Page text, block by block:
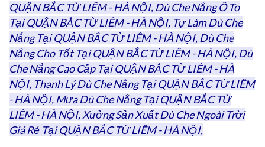
QUẬN BẮC TỪ LIÊM - HÀ NỘI, Dù Che Nắng Ô To
Tại QUẬN BẮC TỪ LIÊM - HÀ NỘI, Tự Làm Dù Che
Nắng Tại QUẬN BẮC TỪ LIÊM - HÀ NỘI, Dù Che
Nắng Cho Tốt Tại QUẬN BẮC TỪ LIÊM - HÀ NỘI, Dù
Che Nắng Cao Cấp Tại QUẬN BẮC TỪ LIÊM - HÀ
NỘI, Thanh Lý Dù Che Nắng Tại QUẬN BẮC TỪ LIÊM
- HÀ NỘI, Mưa Dù Che Nắng Tại QUẬN BẮC TỪ
LIÊM - HÀ NỘI, Xưởng Sản Xuất Dù Che Ngoài Trời
Giá Rẻ Tại QUẬN BẮC TỪ LIÊM - HÀ NỘI,